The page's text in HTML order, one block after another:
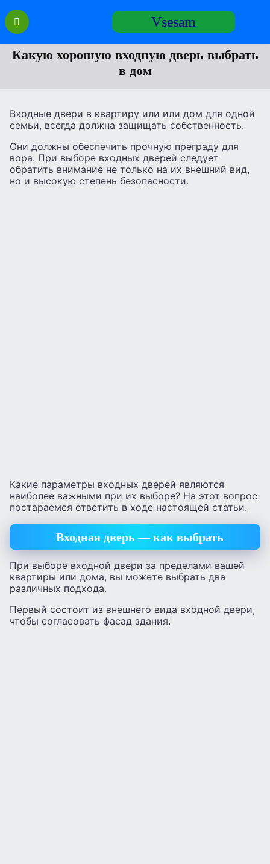
Перейти
содержанию
Vsesam
Какую хорошую входную дверь выбрать
в дом
Входные двери в квартиру или или дом для одной
семьи, всегда должна защищать собственность.
Они должны обеспечить прочную преграду для
вора. При выборе входных дверей следует
обратить внимание не только на их внешний вид,
но и высокую степень безопасности.
Какие параметры входных дверей являются
наиболее важными при их выборе? На этот вопрос
постараемся ответить в ходе настоящей статьи.
Входная дверь — как выбрать
При выборе входной двери за пределами вашей
квартиры или дома, вы можете выбрать два
различных подхода.
Первый состоит из внешнего вида входной двери,
чтобы согласовать фасад здания.